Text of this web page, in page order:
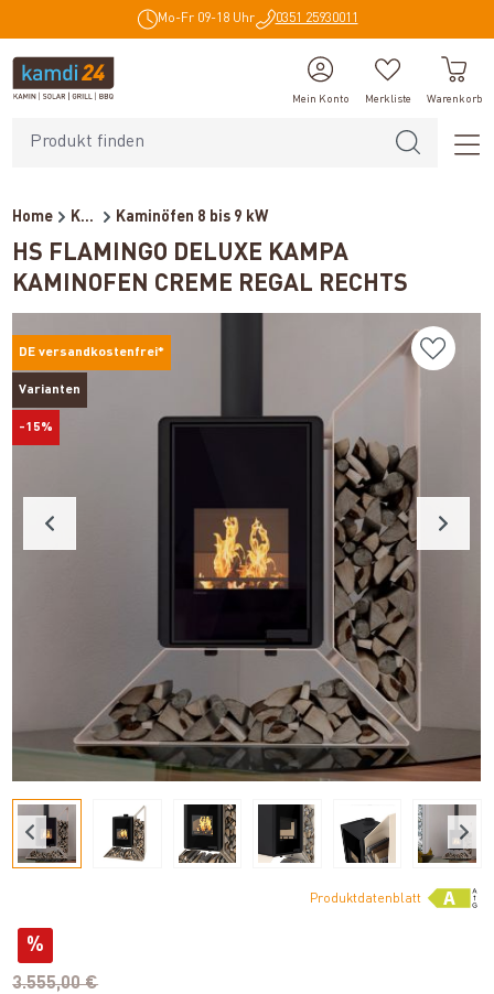
Mo-Fr 09-18 Uhr 0351 25930011
Mein Konto Merkliste Warenkorb
Home Kaminöfen Kaminöfen 8 bis 9 kW
HS FLAMINGO DELUXE KAMPA
KAMINOFEN CREME REGAL RECHTS
DE versandkostenfrei*
Varianten
-15%
Produktdatenblatt
%
3.555,00 €